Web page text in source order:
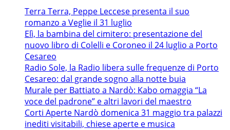
Terra Terra, Peppe Leccese presenta il suo
romanzo a Veglie il 31 luglio
Elì, la bambina del cimitero: presentazione del
nuovo libro di Colelli e Coroneo il 24 luglio a Porto
Cesareo
Radio Sole, la Radio libera sulle frequenze di Porto
Cesareo: dal grande sogno alla notte buia
Murale per Battiato a Nardò: Kabo omaggia “La
voce del padrone” e altri lavori del maestro
Corti Aperte Nardò domenica 31 maggio tra palazzi
inediti visitabili, chiese aperte e musica